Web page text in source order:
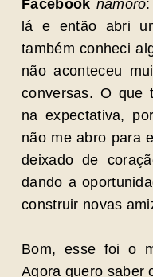
Facebook namoro
lá e então abri
também conheci
não aconteceu
conversas. O que
na expectativa,
não me abro para
deixado de
dando a
construir novas
Bom, esse foi o
Agora quero saber